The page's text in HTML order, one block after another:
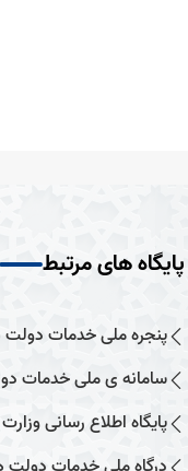
پایگاه های مرتبط
پنجره ملی خدمات
سامانه ی ملی خدمات
پایگاه اطلاع رسانی